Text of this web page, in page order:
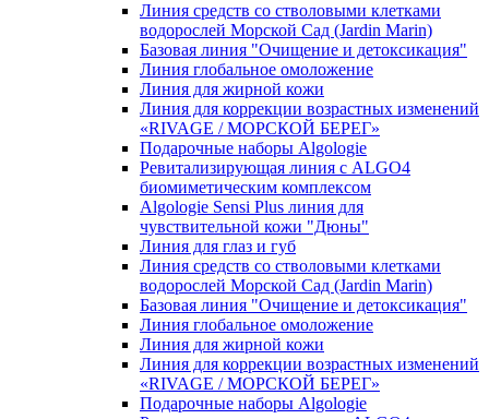
Линия средств со стволовыми клетками
водорослей Морской Сад (Jardin Marin)
Базовая линия "Очищение и детоксикация"
Линия глобальное омоложение
Линия для жирной кожи
Линия для коррекции возрастных изменений
«RIVAGE / МОРСКОЙ БЕРЕГ»
Подарочные наборы Algologie
Ревитализирующая линия с ALGO4
биомиметическим комплексом
Algologie Sensi Plus линия для
чувcтвительной кожи "Дюны"
Линия для глаз и губ
Линия средств со стволовыми клетками
водорослей Морской Сад (Jardin Marin)
Базовая линия "Очищение и детоксикация"
Линия глобальное омоложение
Линия для жирной кожи
Линия для коррекции возрастных изменений
«RIVAGE / МОРСКОЙ БЕРЕГ»
Подарочные наборы Algologie